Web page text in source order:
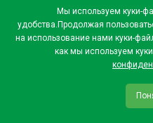
Мы используем куки-
удобства.Продолжая
на использование нами куки-
как мы используем